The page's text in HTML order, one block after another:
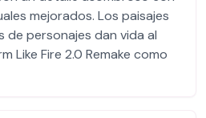
mejorados. Los paisajes
de personajes dan vida al
Like Fire 2.0 Remake como